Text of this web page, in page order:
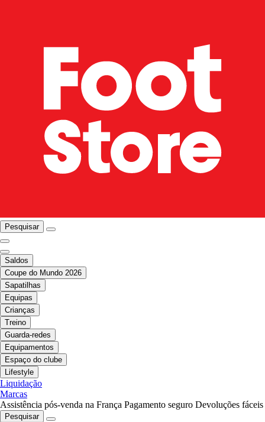
Pesquisar
Saldos
Coupe do Mundo 2026
Sapatilhas
Equipas
Crianças
Treino
Guarda-redes
Equipamentos
Espaço do clube
Lifestyle
Liquidação
Marcas
Assistência pós-venda na França Pagamento seguro Devoluções fáceis
Pesquisar